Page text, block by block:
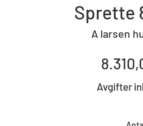
Sprette
A larsen
Avgifter